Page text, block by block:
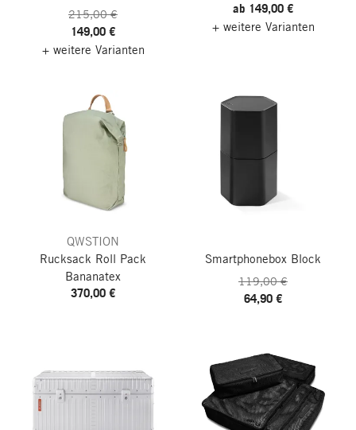
215,00 €
149,00 €
+ weitere Varianten
ab 149,00 €
+ weitere Varianten
QWSTION
Rucksack Roll Pack
Bananatex
370,00 €
Smartphonebox Block
119,00 €
64,90 €